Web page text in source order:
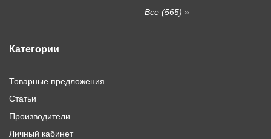
Все (565) »
Категории
Товарные предложения
Статьи
Производители
Личный кабинет